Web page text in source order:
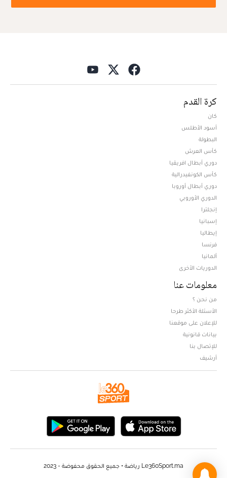
كرة القدم
كان
أسود الأطلس
البطولة
كأس العرش
دوري أبطال افريقيا
كأس الكونفيدرالية
دوري أبطال أوروبا
الدوري الأوروبي
إنجلترا
إسبانيا
إيطاليا
فرنسا
ألمانيا
الدوريات الأخرى
معلومات عنا
من نحن ؟
الأسئلة الأكثر طرحا
للإعلان على موقعنا
بيانات قانونية
للإتصال بنا
أرشيف
Le360Sport.ma رياضة • جميع الحقوق محفوضة - 2023